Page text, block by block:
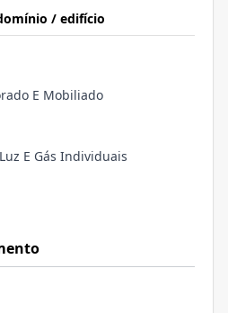
/ edifício
E Mobiliado
E Gás Individuais